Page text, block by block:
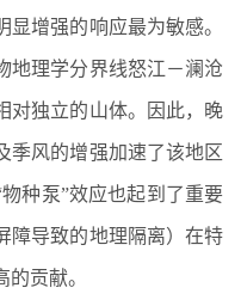
增强的响应最为敏感。
地理学分界线怒江－澜沧
对独立的山体。因此，晚
季风的增强加速了该地区
种泵”效应也起到了重要
障导致的地理隔离）在特
贡献。